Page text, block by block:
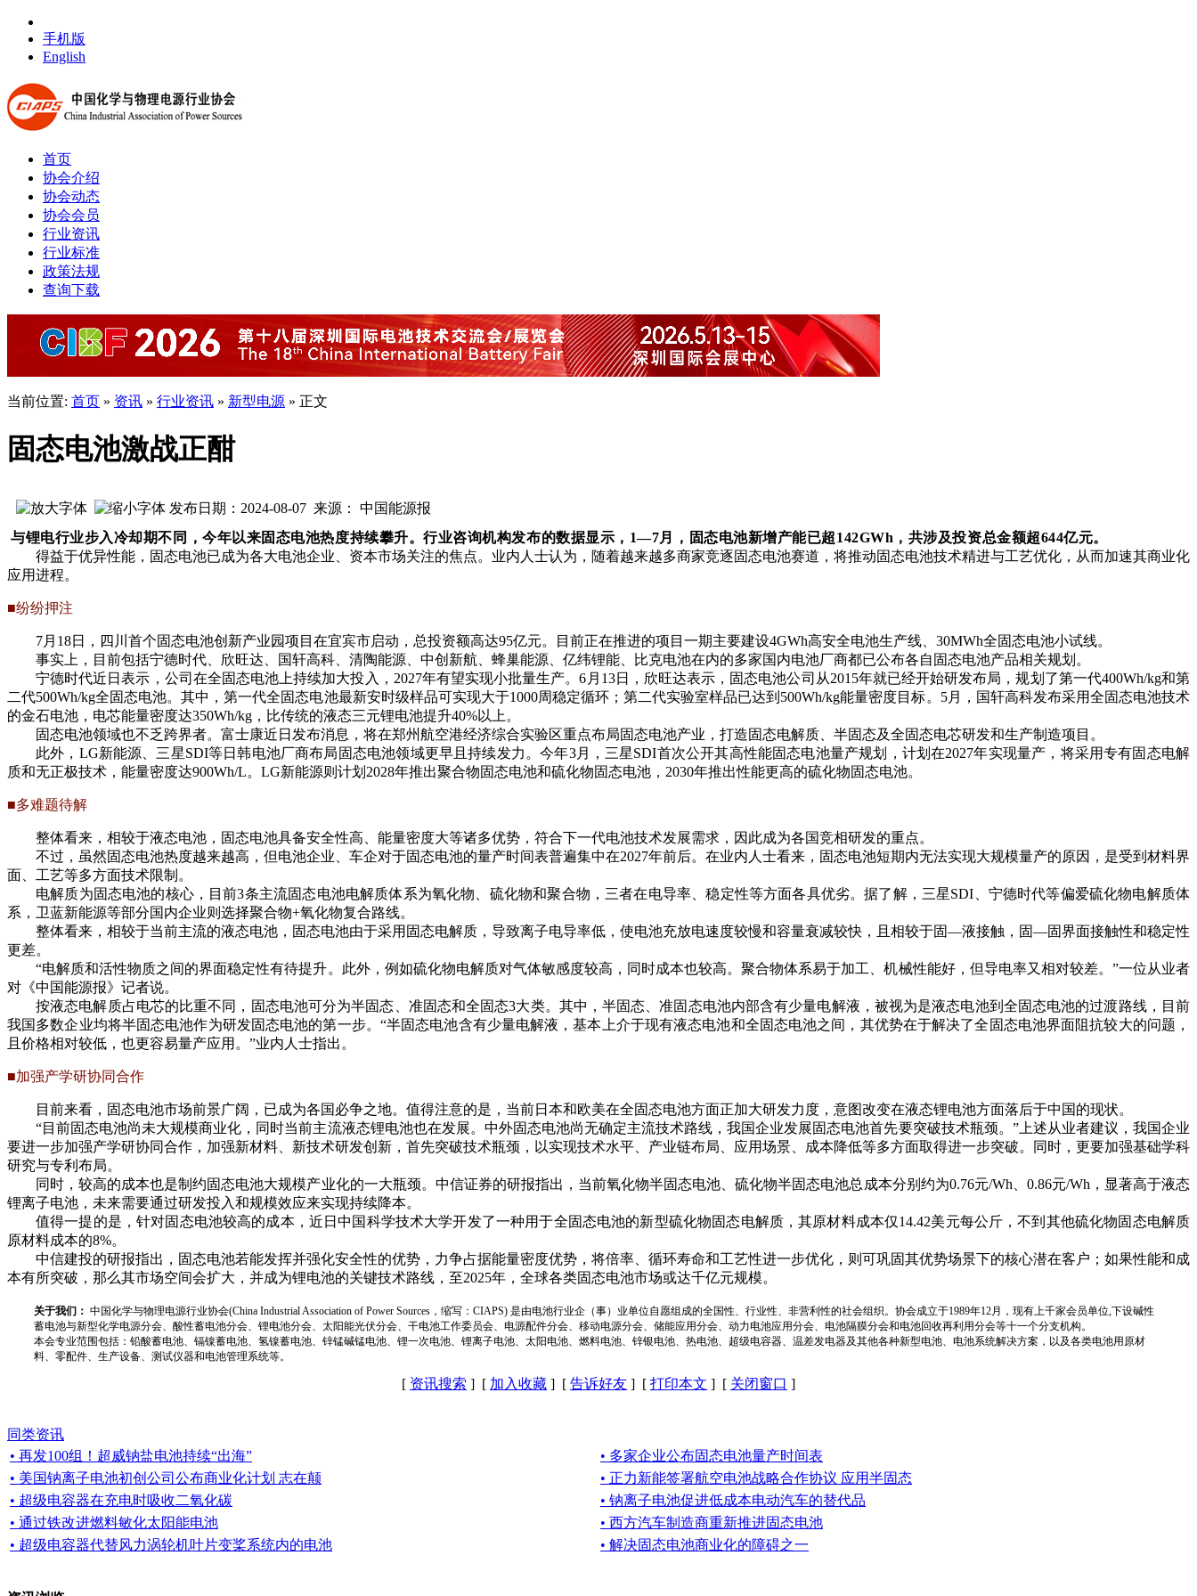
手机版
English
首页
协会介绍
协会动态
协会会员
行业资讯
行业标准
政策法规
查询下载
当前位置: 首页 » 资讯 » 行业资讯 » 新型电源 » 正文
固态电池激战正酣
发布日期：2024-08-07 来源： 中国能源报
与锂电行业步入冷却期不同，今年以来固态电池热度持续攀升。行业咨询机构发布的数据显示， 1—7月，固态电池新增产能已超142GWh，共涉及投资总金额超644亿元。
得益于优异性能，固态电池已成为各大电池企业、资本市场关注的焦点。业内人士认为，随着越来越多商家竞逐固态电池赛道，将推动固态电池技术精进与工艺优化，从而加速其商业化
应用进程。
■纷纷押注
7月18日，四川首个固态电池创新产业园项目在宜宾市启动，总投资额高达95亿元。目前正在推进的项目一期主要建设4GWh高安全电池生产线、30MWh全固态电池小试线。
事实上，目前包括宁德时代、欣旺达、国轩高科、清陶能源、中创新航、蜂巢能源、亿纬锂能、比克电池在内的多家国内电池厂商都已公布各自固态电池产品相关规划。
宁德时代近日表示，公司在全固态电池上持续加大投入，2027年有望实现小批量生产。6月13日，欣旺达表示，固态电池公司从2015年就已经开始研发布局，规划了第一代400Wh/kg和第
二代500Wh/kg全固态电池。其中，第一代全固态电池最新安时级样品可实现大于1000周稳定循环；第二代实验室样品已达到500Wh/kg能量密度目标。5月，国轩高科发布采用全固态电池技术
的金石电池，电芯能量密度达350Wh/kg，比传统的液态三元锂电池提升40%以上。
固态电池领域也不乏跨界者。富士康近日发布消息，将在郑州航空港经济综合实验区重点布局固态电池产业，打造固态电解质、半固态及全固态电芯研发和生产制造项目。
此外，LG新能源、三星SDI等日韩电池厂商布局固态电池领域更早且持续发力。今年3月，三星SDI首次公开其高性能固态电池量产规划，计划在2027年实现量产，将采用专有固态电解
质和无正极技术，能量密度达900Wh/L。LG新能源则计划2028年推出聚合物固态电池和硫化物固态电池，2030年推出性能更高的硫化物固态电池。
■多难题待解
整体看来，相较于液态电池，固态电池具备安全性高、能量密度大等诸多优势，符合下一代电池技术发展需求，因此成为各国竞相研发的重点。
不过，虽然固态电池热度越来越高，但电池企业、车企对于固态电池的量产时间表普遍集中在2027年前后。在业内人士看来，固态电池短期内无法实现大规模量产的原因，是受到材料界
面、工艺等多方面技术限制。
电解质为固态电池的核心，目前3条主流固态电池电解质体系为氧化物、硫化物和聚合物，三者在电导率、稳定性等方面各具优劣。据了解，三星SDI、宁德时代等偏爱硫化物电解质体
系，卫蓝新能源等部分国内企业则选择聚合物+氧化物复合路线。
整体看来，相较于当前主流的液态电池，固态电池由于采用固态电解质，导致离子电导率低，使电池充放电速度较慢和容量衰减较快，且相较于固—液接触，固—固界面接触性和稳定性
更差。
“电解质和活性物质之间的界面稳定性有待提升。此外，例如硫化物电解质对气体敏感度较高，同时成本也较高。聚合物体系易于加工、机械性能好，但导电率又相对较差。”一位从业者
对《中国能源报》记者说。
按液态电解质占电芯的比重不同，固态电池可分为半固态、准固态和全固态3大类。其中，半固态、准固态电池内部含有少量电解液，被视为是液态电池到全固态电池的过渡路线，目前
我国多数企业均将半固态电池作为研发固态电池的第一步。“半固态电池含有少量电解液，基本上介于现有液态电池和全固态电池之间，其优势在于解决了全固态电池界面阻抗较大的问题，
且价格相对较低，也更容易量产应用。”业内人士指出。
■加强产学研协同合作
目前来看，固态电池市场前景广阔，已成为各国必争之地。值得注意的是，当前日本和欧美在全固态电池方面正加大研发力度，意图改变在液态锂电池方面落后于中国的现状。
“目前固态电池尚未大规模商业化，同时当前主流液态锂电池也在发展。中外固态电池尚无确定主流技术路线，我国企业发展固态电池首先要突破技术瓶颈。”上述从业者建议，我国企业
要进一步加强产学研协同合作，加强新材料、新技术研发创新，首先突破技术瓶颈，以实现技术水平、产业链布局、应用场景、成本降低等多方面取得进一步突破。同时，更要加强基础学科
研究与专利布局。
同时，较高的成本也是制约固态电池大规模产业化的一大瓶颈。中信证券的研报指出，当前氧化物半固态电池、硫化物半固态电池总成本分别约为0.76元/Wh、0.86元/Wh，显著高于液态
锂离子电池，未来需要通过研发投入和规模效应来实现持续降本。
值得一提的是，针对固态电池较高的成本，近日中国科学技术大学开发了一种用于全固态电池的新型硫化物固态电解质，其原材料成本仅14.42美元每公斤，不到其他硫化物固态电解质
原材料成本的8%。
中信建投的研报指出，固态电池若能发挥并强化安全性的优势，力争占据能量密度优势，将倍率、循环寿命和工艺性进一步优化，则可巩固其优势场景下的核心潜在客户；如果性能和成
本有所突破，那么其市场空间会扩大，并成为锂电池的关键技术路线，至2025年，全球各类固态电池市场或达千亿元规模。
关于我们： 中国化学与物理电源行业协会(China Industrial Association of Power Sources，缩写：CIAPS) 是由电池行业企（事）业单位自愿组成的全国性、行业性、非营利性的社会组织。协会成立于1989年12月，现有上千家会员单位,下设碱性
蓄电池与新型化学电源分会、酸性蓄电池分会、锂电池分会、太阳能光伏分会、干电池工作委员会、电源配件分会、移动电源分会、储能应用分会、动力电池应用分会、电池隔膜分会和电池回收再利用分会等十一个分支机构。
本会专业范围包括：铅酸蓄电池、镉镍蓄电池、氢镍蓄电池、锌锰碱锰电池、锂一次电池、锂离子电池、太阳电池、燃料电池、锌银电池、热电池、超级电容器、温差发电器及其他各种新型电池、电池系统解决方案，以及各类电池用原材
料、零配件、生产设备、测试仪器和电池管理系统等。
[ 资讯搜索 ] [ 加入收藏 ] [ 告诉好友 ] [ 打印本文 ] [ 关闭窗口 ]
同类资讯
• 再发100组！超威钠盐电池持续“出海”
• 多家企业公布固态电池量产时间表
• 美国钠离子电池初创公司公布商业化计划 志在颠
• 正力新能签署航空电池战略合作协议 应用半固态
• 超级电容器在充电时吸收二氧化碳
• 钠离子电池促进低成本电动汽车的替代品
• 通过铁改进燃料敏化太阳能电池
• 西方汽车制造商重新推进固态电池
• 超级电容器代替风力涡轮机叶片变桨系统内的电池
• 解决固态电池商业化的障碍之一